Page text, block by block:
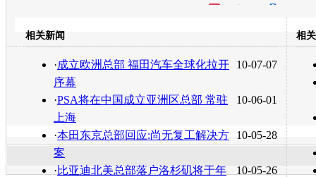
转发至：
相关新闻
10-07-07
·成立欧洲总部 福田汽车全球化拉开
序幕
10-06-01
·PSA将在中国成立亚洲区总部 常驻
上海
10-05-28
·本田东京总部回应:尚无复工解决方
案
10-05-26
·比亚迪北美总部落户洛杉矶将于年
相